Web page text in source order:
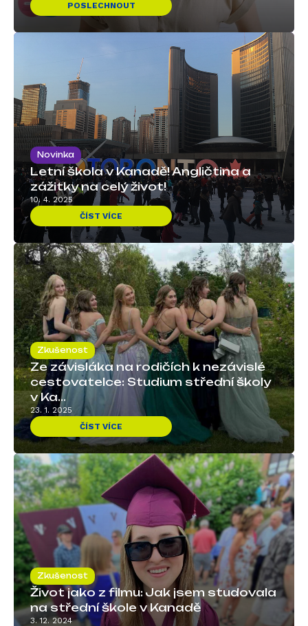
POSLECHNOUT
Novinka
Letní škola v Kanadě! Angličtina a
zážitky na celý život!
10. 4. 2025
ČÍST VÍCE
Zkušenost
Ze závisláka na rodičích k nezávislé
cestovatelce: Studium střední školy
v Ka...
23. 1. 2025
ČÍST VÍCE
Zkušenost
Život jako z filmu: Jak jsem studovala
na střední škole v Kanadě
3. 12. 2024